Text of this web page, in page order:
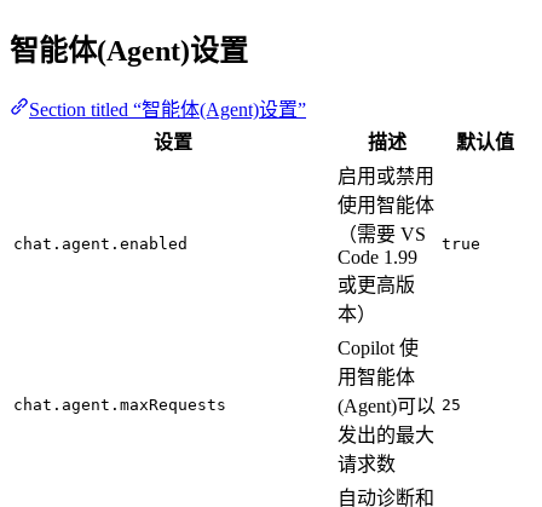
智能体(Agent)设置
Section titled “智能体(Agent)设置”
设置
描述 默认值
chat.agent.enabled
启用或禁用
使用智能体
（需要 VS
Code 1.99
或更高版
本）
true
chat.agent.maxRequests
Copilot 使
用智能体
(Agent)可以
发出的最大
请求数
25
自动诊断和